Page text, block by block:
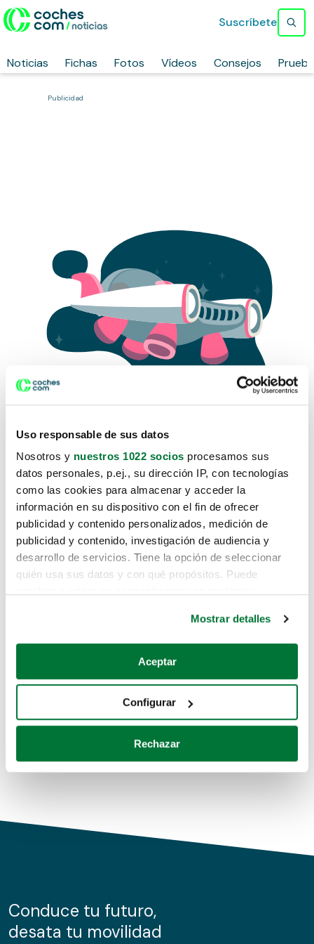
Uso responsable de sus datos
Nosotros y nuestros 1022 socios procesamos sus
datos personales, p.ej., su dirección IP, con tecnologías
como las cookies para almacenar y acceder la
información en su dispositivo con el fin de ofrecer
publicidad y contenido personalizados, medición de
publicidad y contenido, investigación de audiencia y
desarrollo de servicios. Tiene la opción de seleccionar
quién usa sus datos y con qué propósitos. Puede
Si lo permite, también quisiéramos:
Recopilar información sobre su ubicación geográfica
Identificar su dispositivo analizándolo activamente
para buscar características específicas (huellas
Obtenga más información sobre cómo se procesan sus
de cookies.
información sobre el uso que haga del sitio web con
nuestros partners de redes sociales, publicidad y análisis
Mostrar detalles
Aceptar
Configurar
Rechazar
Noticias Fichas Fotos Vídeos Consejos
Suscríbete
Publicidad
Lo sentimos, no sabemos como
te hemos traido hasta aquí.
Pero puedes encontrar el coche que estás
buscando en alguno de estos enlaces:
Coches de segunda mano
Coches de km0
Conduce tu futuro,
desata tu movilidad